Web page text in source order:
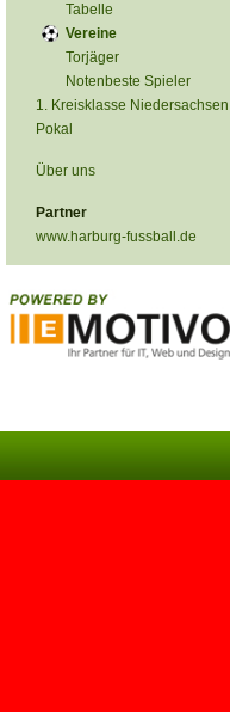
Tabelle
Vereine
Torjäger
Notenbeste Spieler
1. Kreisklasse Niedersachsen
Pokal
Über uns
Partner
www.harburg-fussball.de